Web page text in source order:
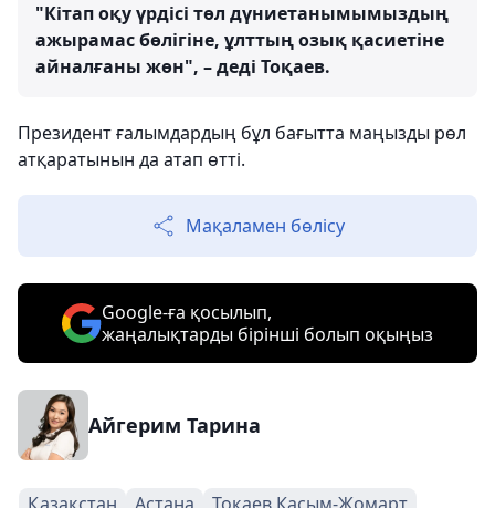
"Кітап оқу үрдісі төл дүниетанымымыздың
ажырамас бөлігіне, ұлттың озық қасиетіне
айналғаны жөн", – деді Тоқаев.
Президент ғалымдардың бұл бағытта маңызды рөл
атқаратынын да атап өтті.
Мақаламен бөлісу
Google-ға қосылып,
жаңалықтарды бірінші болып оқыңыз
Айгерим Тарина